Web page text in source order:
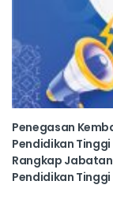
Penegasan
Pendidikan
Rangkap
Pendidikan Tinggi